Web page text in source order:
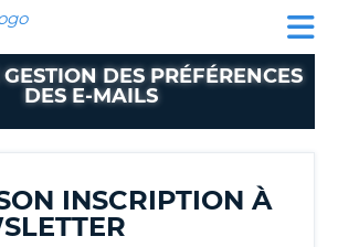
CLIENT
DES PRÉFÉRENCES
DES E-MAILS
INSCRIPTION À